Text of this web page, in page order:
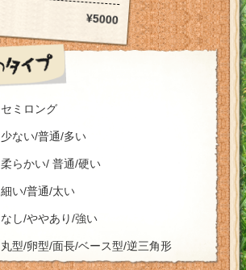
¥5000
セミロング
少ない/普通/多い
柔らかい/ 普通/硬い
細い/普通/太い
なし/ややあり/強い
丸型/卵型/面長/ベース型/逆三角形